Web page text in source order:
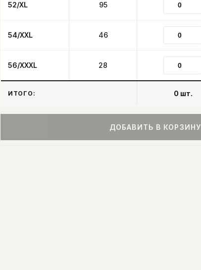
52/XL 95
54/XXL 46
56/XXXL 28
ИТОГО: 0 шт.
ДОБАВИТЬ В КОРЗИНУ